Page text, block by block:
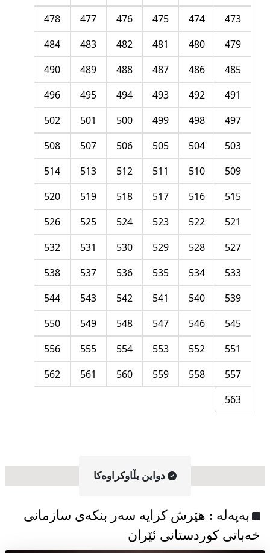
473
474
475
476
477
478
479
480
481
482
483
484
485
486
487
488
489
490
491
492
493
494
495
496
497
498
499
500
501
502
503
504
505
506
507
508
509
510
511
512
513
514
515
516
517
518
519
520
521
522
523
524
525
526
527
528
529
530
531
532
533
534
535
536
537
538
539
540
541
542
543
544
545
546
547
548
549
550
551
552
553
554
555
556
557
558
559
560
561
562
563
دواین بڵاوکراوه‌کا
به‌په‌له‌ : هێرش کرایە سەر بنکەی سازمانی
خەباتی کوردستانی ئێران